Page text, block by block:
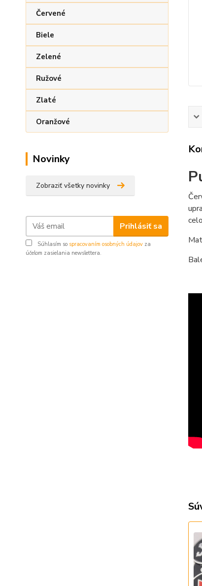
Červené
Biele
Zelené
Ružové
Zlaté
Oranžové
Novinky
Zobraziť všetky novinky
Prihlásiť sa
Súhlasím so spracovaním osobných údajov za
účelom zasielania newslettera.